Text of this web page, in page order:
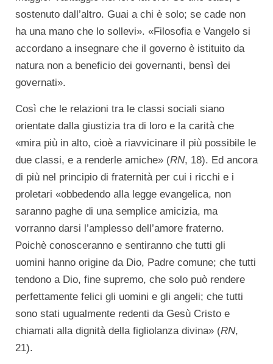
sostenuto dall’altro. Guai a chi è solo; se cade non
ha una mano che lo sollevi». «Filosofia e Vangelo si
accordano a insegnare che il governo è istituito da
natura non a beneficio dei governanti, bensì dei
governati».
Così che le relazioni tra le classi sociali siano
orientate dalla giustizia tra di loro e la carità che
«mira più in alto, cioè a riavvicinare il più possibile le
due classi, e a renderle amiche» (RN, 18). Ed ancora
di più nel principio di fraternità per cui i ricchi e i
proletari «obbedendo alla legge evangelica, non
saranno paghe di una semplice amicizia, ma
vorranno darsi l’amplesso dell’amore fraterno.
Poichè conosceranno e sentiranno che tutti gli
uomini hanno origine da Dio, Padre comune; che tutti
tendono a Dio, fine supremo, che solo può rendere
perfettamente felici gli uomini e gli angeli; che tutti
sono stati ugualmente redenti da Gesù Cristo e
chiamati alla dignità della figliolanza divina» (RN,
21).